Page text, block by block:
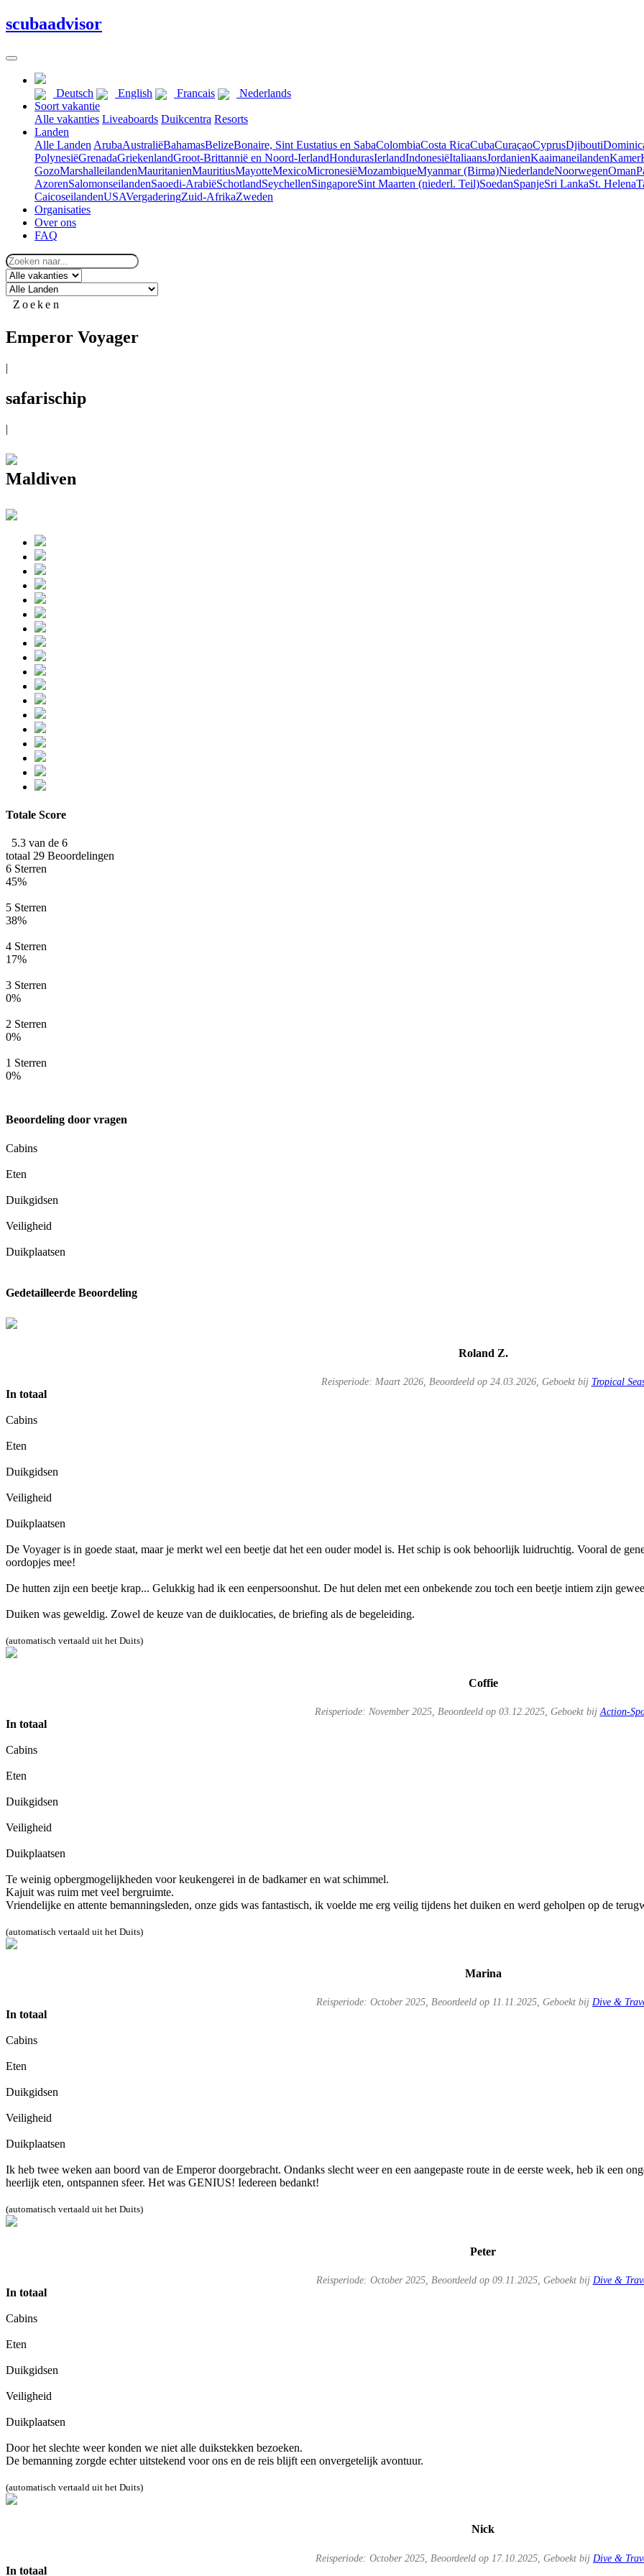
scubaadvisor
Deutsch English Francais
Nederlands
Soort vakantie
Alle vakanties Liveaboards Duikcentra Resorts
Landen
Alle Landen ArubaAustraliëBahamasBelizeBonaire, Sint Eustatius en SabaColombiaCosta RicaCubaCuraçaoCyprusDjibouti
PolynesiëGrenadaGriekenlandGroot-Brittannië en Noord-IerlandHondurasIerlandIndonesiëItaliaansJordanienKaaimaneilandenKamer
GozoMarshalleilandenMauritanienMauritiusMayotteMexicoMicronesiëMozambiqueMyanmar (Birma)NiederlandeNoorwegenOman
AzorenSalomonseilandenSaoedi-ArabiëSchotlandSeychellenSingaporeSint Maarten (niederl. Teil)SoedanSpanjeSri LankaSt. Helena
CaicoseilandenUSAVergaderingZuid-AfrikaZweden
Organisaties
Over ons
FAQ
Zoeken
Emperor Voyager
|
safarischip
|
Maldiven
Totale Score
5.3 van de 6
totaal 29 Beoordelingen
6 Sterren
45%
5 Sterren
38%
4 Sterren
17%
3 Sterren
0%
2 Sterren
0%
1 Sterren
0%
Beoordeling door vragen
Cabins
Eten
Duikgidsen
Veiligheid
Duikplaatsen
Gedetailleerde Beoordeling
Roland Z.
Reisperiode: Maart 2026, Beoordeeld op 24.03.2026, Geboekt bij Tropical
In totaal
Cabins
Eten
Duikgidsen
Veiligheid
Duikplaatsen
De Voyager is in goede staat, maar je merkt wel een beetje dat het een ouder model is. Het schip is ook behoorlijk luidruchtig. Vooral de
oordopjes mee!
De hutten zijn een beetje krap... Gelukkig had ik een eenpersoonshut. De hut delen met een onbekende zou toch een beetje intiem zijn
Duiken was geweldig. Zowel de keuze van de duiklocaties, de briefing als de begeleiding.
(automatisch vertaald uit het Duits)
Coffie
Reisperiode: November 2025, Beoordeeld op 03.12.2025, Geboekt bij Action-
In totaal
Cabins
Eten
Duikgidsen
Veiligheid
Duikplaatsen
Te weinig opbergmogelijkheden voor keukengerei in de badkamer en wat schimmel.
Kajuit was ruim met veel bergruimte.
Vriendelijke en attente bemanningsleden, onze gids was fantastisch, ik voelde me erg veilig tijdens het duiken en werd geholpen op de
(automatisch vertaald uit het Duits)
Marina
Reisperiode: October 2025, Beoordeeld op 11.11.2025, Geboekt bij Dive &
In totaal
Cabins
Eten
Duikgidsen
Veiligheid
Duikplaatsen
Ik heb twee weken aan boord van de Emperor doorgebracht. Ondanks slecht weer en een aangepaste route in de eerste week, heb ik een
heerlijk eten, ontspannen sfeer. Het was GENIUS! Iedereen bedankt!
(automatisch vertaald uit het Duits)
Peter
Reisperiode: October 2025, Beoordeeld op 09.11.2025, Geboekt bij Dive &
In totaal
Cabins
Eten
Duikgidsen
Veiligheid
Duikplaatsen
Door het slechte weer konden we niet alle duikstekken bezoeken.
De bemanning zorgde echter uitstekend voor ons en de reis blijft een onvergetelijk avontuur.
(automatisch vertaald uit het Duits)
Nick
Reisperiode: October 2025, Beoordeeld op 17.10.2025, Geboekt bij Dive &
In totaal